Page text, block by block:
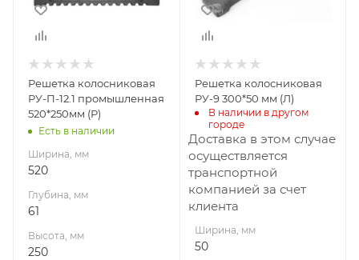
250
Решетка колосниковая
РУ-П-12.1 промышленная
520*250мм (Р)
Есть в наличии
Ширина, мм
520
Глубина, мм
61
Высота, мм
250
4
Решетка колосниковая
РУ-9 300*50 мм (Л)
В наличии в другом
городе
Доставка в этом случае
осуществляется
транспортной
компанией за счет
клиента
Ширина, мм
50